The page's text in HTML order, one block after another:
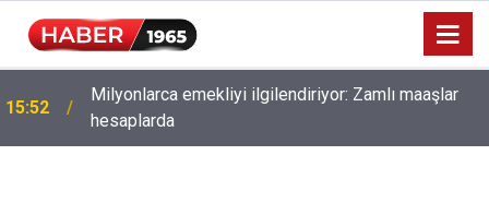
15:52
Milyonlarca emekliyi ilgilendiriyor: Zamlı maaşlar
hesaplarda